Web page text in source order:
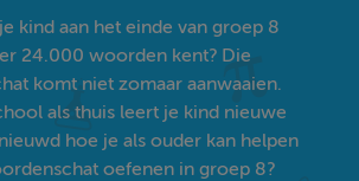
kind aan het einde van groep 8
24.000 woorden kent? Die
komt niet zomaar aanwaaien.
als thuis leert je kind nieuwe
hoe je als ouder kan helpen
oefenen in groep 8?